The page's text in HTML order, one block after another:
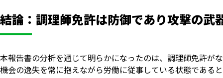
結論：調理師免許は防御であり攻撃の武
本報告書の分析を通じて明らかになったのは、調理師免許が
機会の逸失を常に抱えながら労働に従事している状態である